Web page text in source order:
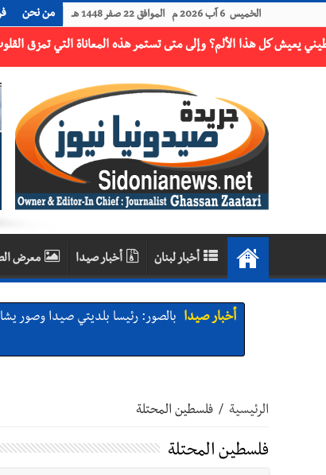
الخميس 6 آب 2026 م الموافق 22 صفر 1448 هـ من نحن
أخبار لبنان أخبار صيدا معرض
أخبار صيدا بالصور: رئيسا بلديتي صيدا وصور
أخبار صيدا مفرزة صيدا القضائية توقف ثلاثة
الرئيسية / فلسطين المحتلة
فلسطين المحتلة